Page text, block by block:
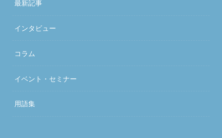
最新記事
インタビュー
コラム
イベント・セミナー
用語集